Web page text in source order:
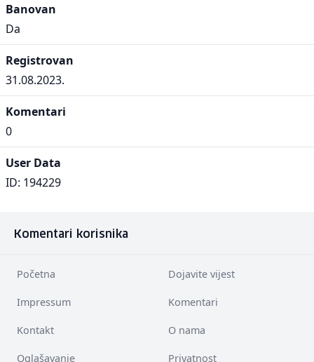
Banovan
Da
Registrovan
31.08.2023.
Komentari
0
User Data
ID: 194229
Komentari korisnika
Početna Dojavite vijest
Impressum Komentari
Kontakt O nama
Oglašavanje Privatnost